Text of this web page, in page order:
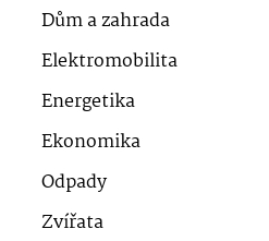
Dům a zahrada
Elektromobilita
Energetika
Ekonomika
Odpady
Zvířata